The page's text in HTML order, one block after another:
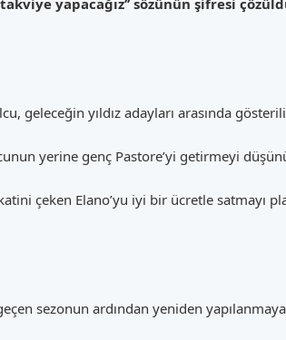
geleceğin yıldız adayları arasında
yerine genç Pastore’yi getirmeyi
çeken Elano’yu iyi bir ücretle satmayı
sezonun ardından yeniden